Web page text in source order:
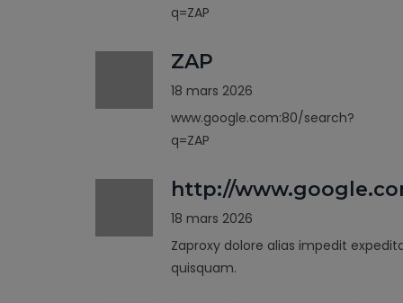
q=ZAP
ZAP
18 mars 2026
www.google.com:80/search?
q=ZAP
http://
18 mars 2026
Zaproxy dolore alias impedit
quisquam.